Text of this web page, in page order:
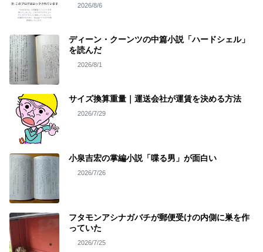
2026/8/6
ディーン・クーンツの中篇小説「ハードシェル」
を読んだ
2026/8/1
サイズ換算重量｜運送会社が運賃を決める方法
2026/7/29
小泉吉宏の掌編小説「喋る男」が面白い
2026/7/26
フタモンアシナガバチが郵便受けの内側に巣を作
っていた
2026/7/25